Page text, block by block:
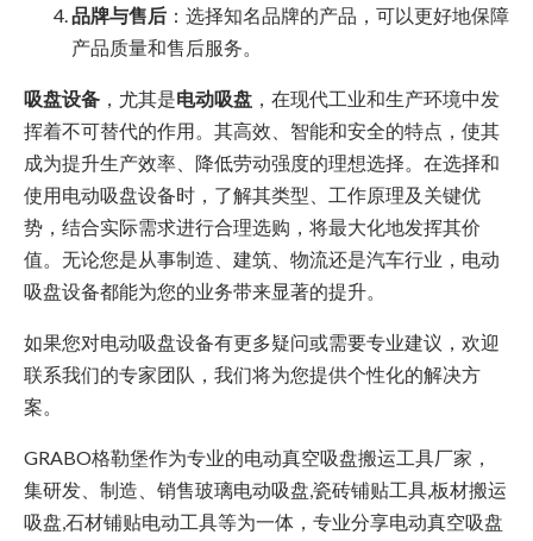
品牌与售后 ：选择知名品牌的产品，可以更好地保障
产品质量和售后服务。
吸盘设备 ，尤其是电动吸盘 ，在现代工业和生产环境中发
挥着不可替代的作用。其高效、智能和安全的特点，使其
成为提升生产效率、降低劳动强度的理想选择。在选择和
使用电动吸盘设备时，了解其类型、工作原理及关键优
势，结合实际需求进行合理选购，将最大化地发挥其价
值。无论您是从事制造、建筑、物流还是汽车行业，电动
吸盘设备都能为您的业务带来显著的提升。
如果您对电动吸盘设备有更多疑问或需要专业建议，欢迎
联系我们的专家团队，我们将为您提供个性化的解决方
案。
GRABO格勒堡作为专业的电动真空吸盘搬运工具厂家，
集研发、制造、销售玻璃电动吸盘,瓷砖铺贴工具,板材搬运
吸盘,石材铺贴电动工具等为一体，专业分享电动真空吸盘